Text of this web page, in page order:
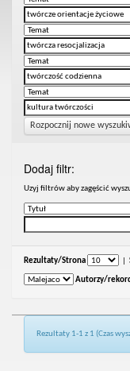
Rozpocznij nowe
Dodaj filtr:
Uzyj filtrów aby zagęścić
Rezultaty/Strona
Autorzy/rekord
Rezultaty 1-1 z 1 (Czas